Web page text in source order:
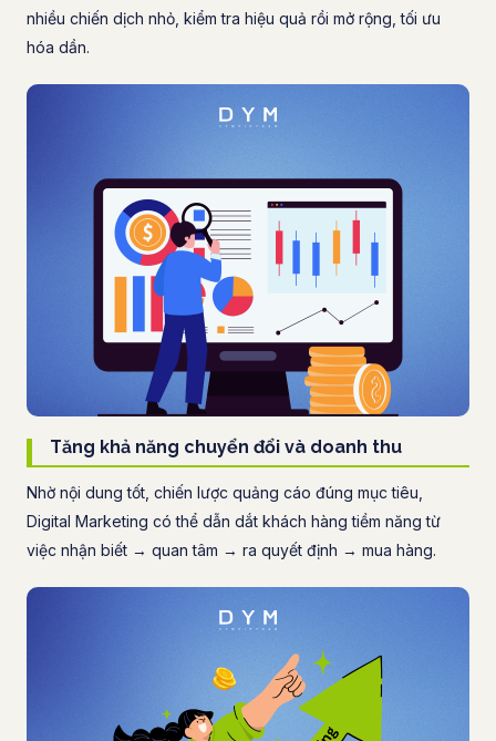
nhiều chiến dịch nhỏ, kiểm tra hiệu quả rồi mở rộng, tối ưu
hóa dần.
Tăng khả năng chuyển đổi và doanh thu
Nhờ nội dung tốt, chiến lược quảng cáo đúng mục tiêu,
Digital Marketing có thể dẫn dắt khách hàng tiềm năng từ
việc nhận biết → quan tâm → ra quyết định → mua hàng.